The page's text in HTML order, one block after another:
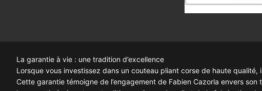
La garantie à vie : une tradition d’excellence
Lorsque vous investissez dans un couteau pliant corse de haute
Cette garantie témoigne de l’engagement de Fabien Cazorla envers